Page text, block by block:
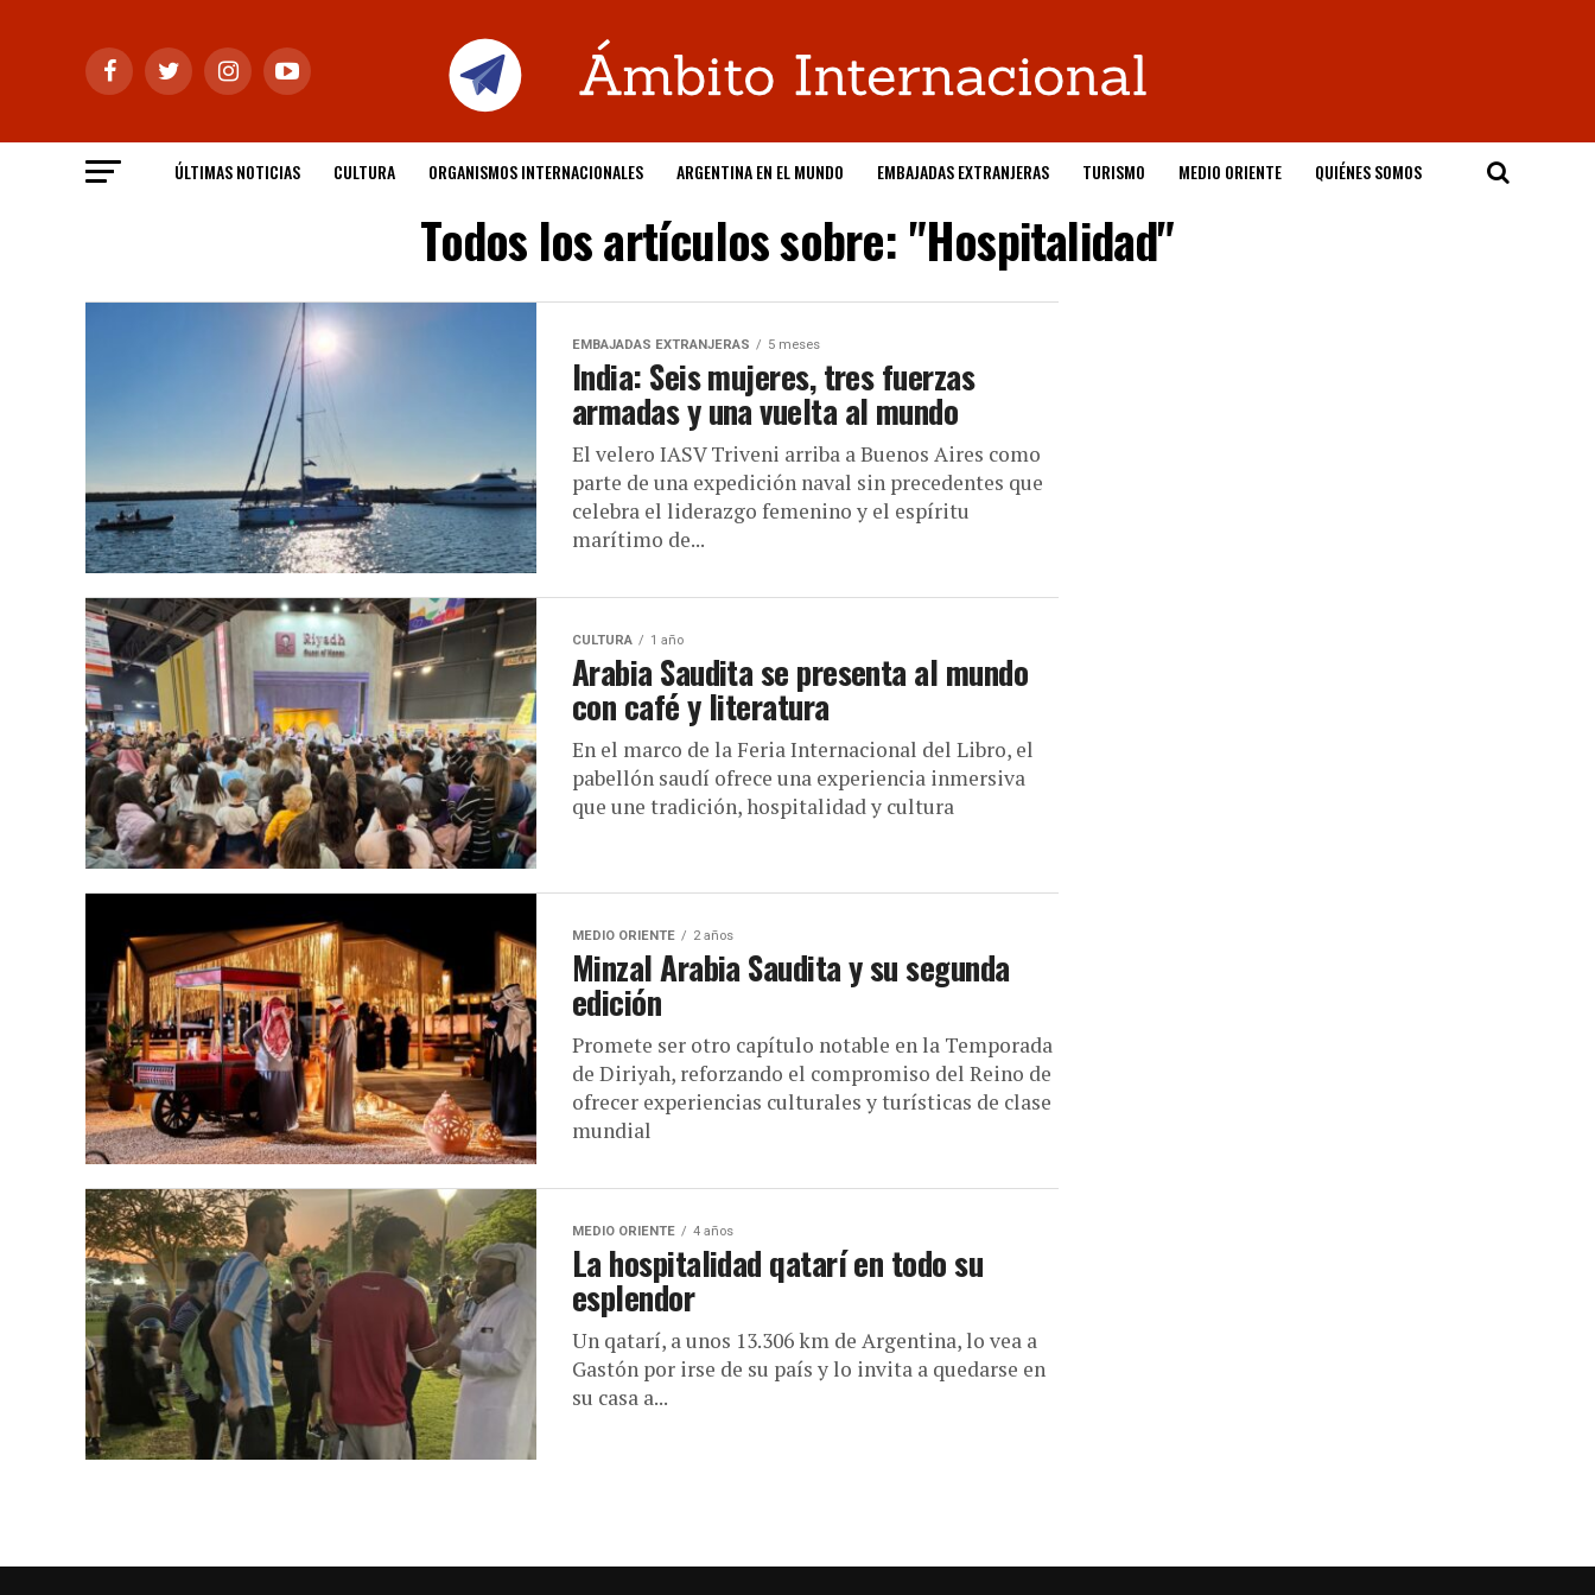
ÚLTIMAS NOTICIAS CULTURA ORGANISMOS INTERNACIONALES ARGENTINA EN EL MUNDO EMBAJADAS EXTRANJERAS TURISMO MEDIO ORIENTE QUIÉNES SOMOS
Todos los artículos sobre: "Hospitalidad"
EMBAJADAS EXTRANJERAS 5 meses
India: Seis mujeres, tres fuerzas
armadas y una vuelta al mundo
El velero IASV Triveni arriba a Buenos Aires como
parte de una expedición naval sin precedentes que
celebra el liderazgo femenino y el espíritu
marítimo de...
CULTURA 1 año
Arabia Saudita se presenta al mundo
con café y literatura
En el marco de la Feria Internacional del Libro, el
pabellón saudí ofrece una experiencia inmersiva
que une tradición, hospitalidad y cultura
MEDIO ORIENTE 2 años
Minzal Arabia Saudita y su segunda
edición
Promete ser otro capítulo notable en la Temporada
de Diriyah, reforzando el compromiso del Reino de
ofrecer experiencias culturales y turísticas de clase
mundial
MEDIO ORIENTE 4 años
La hospitalidad qatarí en todo su
esplendor
Un qatarí, a unos 13.306 km de Argentina, lo vea a
Gastón por irse de su país y lo invita a quedarse en
su casa a...